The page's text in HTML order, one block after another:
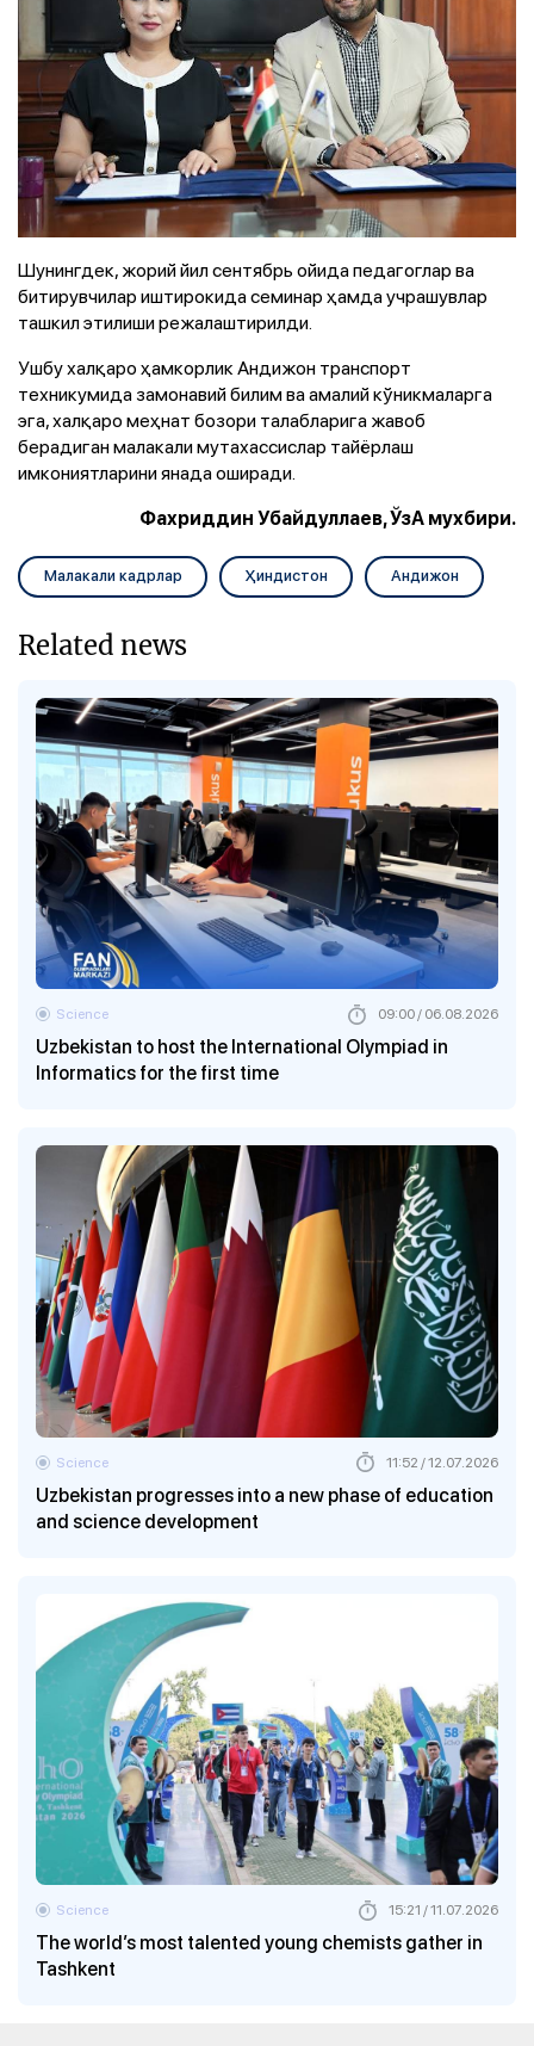
Шунингдек, жорий йил сентябрь ойида педагоглар ва
битирувчилар иштирокида семинар ҳамда учрашувлар
ташкил этилиши режалаштирилди.
Ушбу халқаро ҳамкорлик Андижон транспорт
техникумида замонавий билим ва амалий кўникмаларга
эга, халқаро меҳнат бозори талабларига жавоб
берадиган малакали мутахассислар тайёрлаш
имкониятларини янада оширади.
Фахриддин Убайдуллаев, ЎзА мухбири.
Малакали кадрлар Ҳиндистон Андижон
Related news
Uzbekistan to host the International Olympiad in
Informatics for the first time
Science 09:00 / 06.08.2026
Uzbekistan progresses into a new phase of education
and science development
Science 11:52 / 12.07.2026
The world’s most talented young chemists gather in
Tashkent
Science 15:21 / 11.07.2026